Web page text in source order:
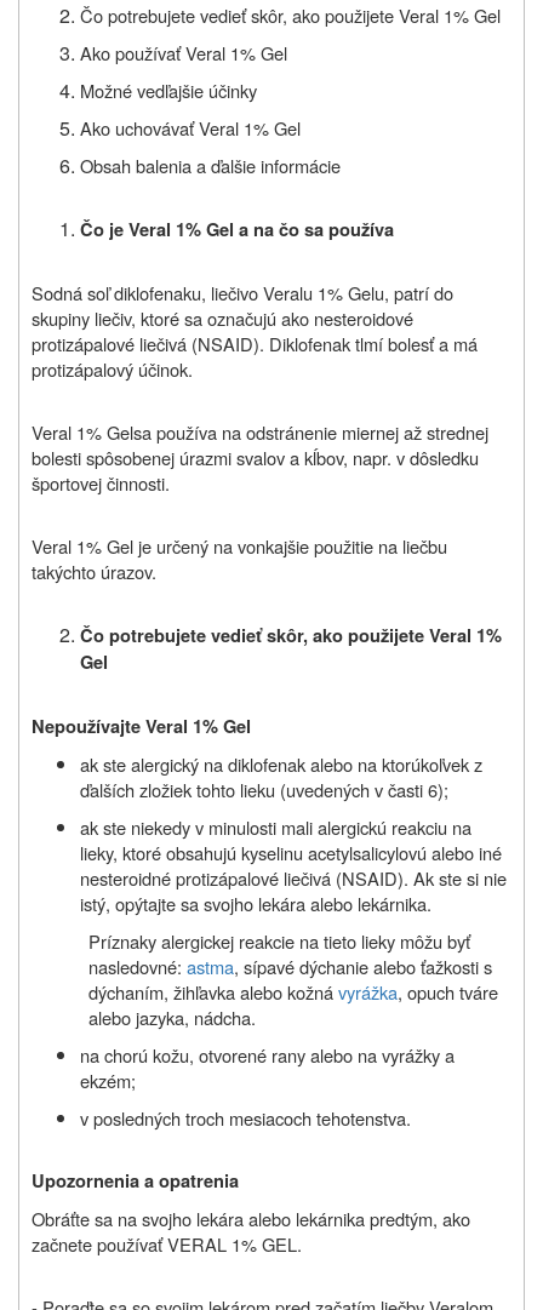
Čo potrebujete vedieť skôr, ako použijeteVeral 1% Gel
Ako používaťVeral 1% Gel
Možné vedľajšie účinky
Ako uchovávaťVeral 1% Gel
Obsah balenia a ďalšie informácie
Čo je Veral 1% Gel a na čo sa používa
Sodná soľ diklofenaku, liečivo Veralu 1% Gelu, patrí do
skupiny liečiv, ktoré sa označujú ako nesteroidové
protizápalové liečivá (NSAID). Diklofenak tlmí bolesť a má
protizápalový účinok.
Veral 1% Gelsa používa na odstránenie miernej až strednej
bolesti spôsobenej úrazmi svalov a kĺbov, napr. v dôsledku
športovej činnosti.
Veral 1% Gel je určený na vonkajšie použitie na liečbu
takýchto úrazov.
Čo potrebujete vedieť skôr, ako použijete Veral 1%
Gel
Nepoužívajte Veral 1% Gel
ak ste alergický na diklofenak alebo na ktorúkoľvek z
ďalších zložiek tohto lieku (uvedených v časti 6);
ak ste niekedy v minulosti mali alergickú reakciu na
lieky, ktoré obsahujú kyselinu acetylsalicylovú alebo iné
nesteroidné protizápalové liečivá (NSAID). Ak ste si nie
istý, opýtajte sa svojho lekára alebo lekárnika.
Príznaky alergickej reakcie na tieto lieky môžu byť
nasledovné:astma, sípavé dýchanie alebo ťažkosti s
dýchaním, žihľavka alebo kožnávyrážka, opuch tváre
alebo jazyka, nádcha.
na chorú kožu, otvorené rany alebo na vyrážky a
ekzém;
v posledných troch mesiacoch tehotenstva.
Upozornenia a opatrenia
Obráťte sa na svojho lekára alebo lekárnika predtým, ako
začnete používať VERAL 1% GEL.